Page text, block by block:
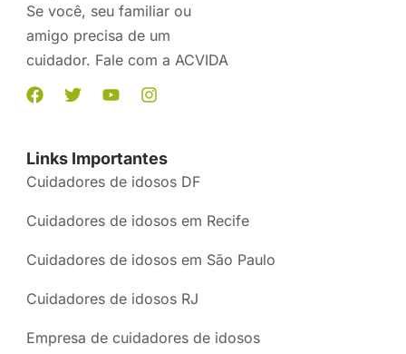
Se você, seu familiar ou
amigo precisa de um
cuidador. Fale com a ACVIDA
Links Importantes
Cuidadores de idosos DF
Cuidadores de idosos em Recife
Cuidadores de idosos em São Paulo
Cuidadores de idosos RJ
Empresa de cuidadores de idosos